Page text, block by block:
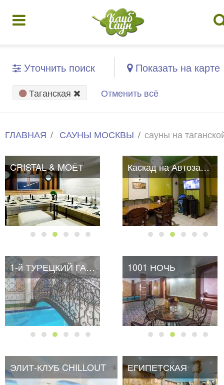
Уточнить поиск Показать на карте
Таганская Отменить всё
ГЛАВНАЯ САУНЫ МОСКВЫ сауны на
CRISTAL & MOЁТ Каскад на Автозаводской
1-й ТУРЕЦКИЙ ГАМБИТ 1001 НОЧЬ
ЭЛИТ-КЛУБ CHILLOUT ЕГИПЕТСКАЯ